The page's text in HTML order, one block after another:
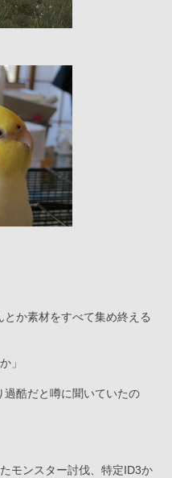
か素材をすべて集め終える
」
酷だと噂に聞いていたの
モンスター討伐、特定ID3か